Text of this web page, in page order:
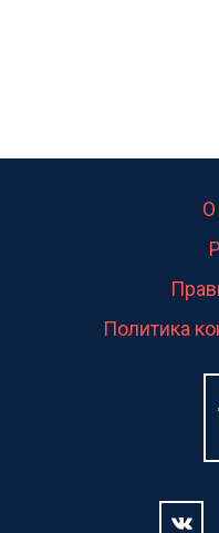
О
Политика